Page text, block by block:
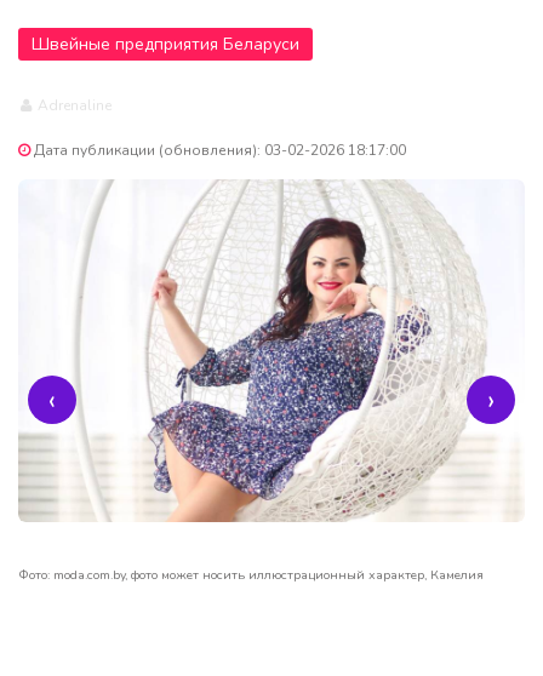
Швейные предприятия Беларуси
Adrenaline
Дата публикации (обновления): 03-02-2026 18:17:00
Фото: moda.com.by, фото может носить иллюстрационный характер, Камелия
‹ ›